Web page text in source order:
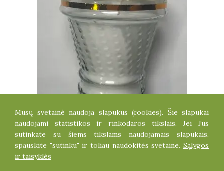
ŽVAKĖ
2.20
Mūsų svetainė naudoja slapukus (cookies). Šie slapukai
naudojami statistikos ir rinkodaros tikslais. Jei Jūs
sutinkate su šiems tikslams naudojamais slapukais,
spauskite "sutinku" ir toliau naudokitės svetaine. Sąlygos
ir taisyklės